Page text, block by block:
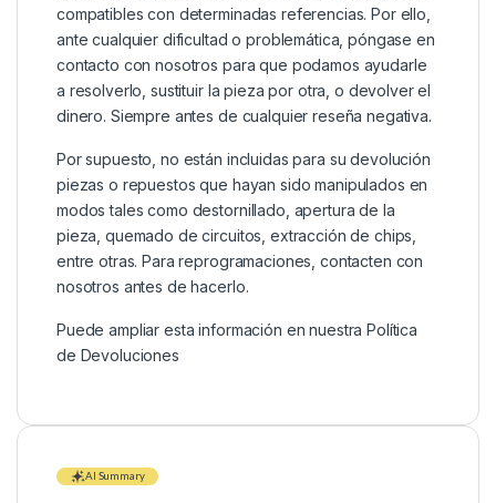
compatibles con determinadas referencias. Por ello,
ante cualquier dificultad o problemática, póngase en
contacto con nosotros para que podamos ayudarle
a resolverlo, sustituir la pieza por otra, o devolver el
dinero. Siempre antes de cualquier reseña negativa.
Por supuesto, no están incluidas para su devolución
piezas o repuestos que hayan sido manipulados en
modos tales como destornillado, apertura de la
pieza, quemado de circuitos, extracción de chips,
entre otras. Para reprogramaciones, contacten con
nosotros antes de hacerlo.
Puede ampliar esta información en nuestraPolítica
de Devoluciones
AI Summary